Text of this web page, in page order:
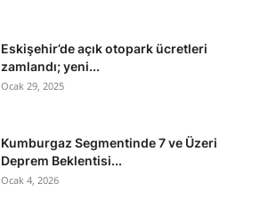
Eskişehir’de açık otopark ücretleri
zamlandı; yeni...
Ocak 29, 2025
Kumburgaz Segmentinde 7 ve Üzeri
Deprem Beklentisi...
Ocak 4, 2026